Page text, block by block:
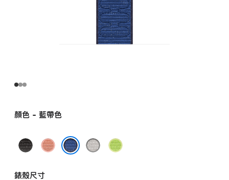
顏色 - 藍帶色
午
黑
山
粉
朦
螢
錶殼尺寸